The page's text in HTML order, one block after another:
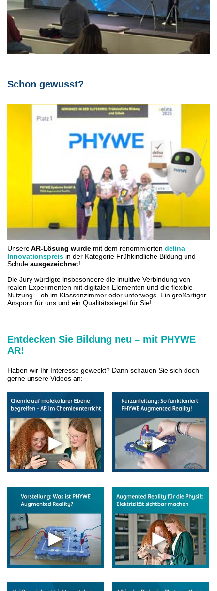
Schon gewusst?
UnsereAR-Lösung wurde mit dem renommierten delina
Innovationspreis in der Kategorie Frühkindliche Bildung und
Schule ausgezeichnet!
Die Jury würdigte insbesondere die intuitive Verbindung von
realen Experimenten mit digitalen Elementen und die flexible
Nutzung – ob im Klassenzimmer oder unterwegs. Ein großartiger
Ansporn für uns und ein Qualitätssiegel für Sie!
Entdecken Sie Bildung neu – mit PHYWE
AR!
Haben wir Ihr Interesse geweckt? Dann schauen Sie sich doch
gerne unsere Videos an: